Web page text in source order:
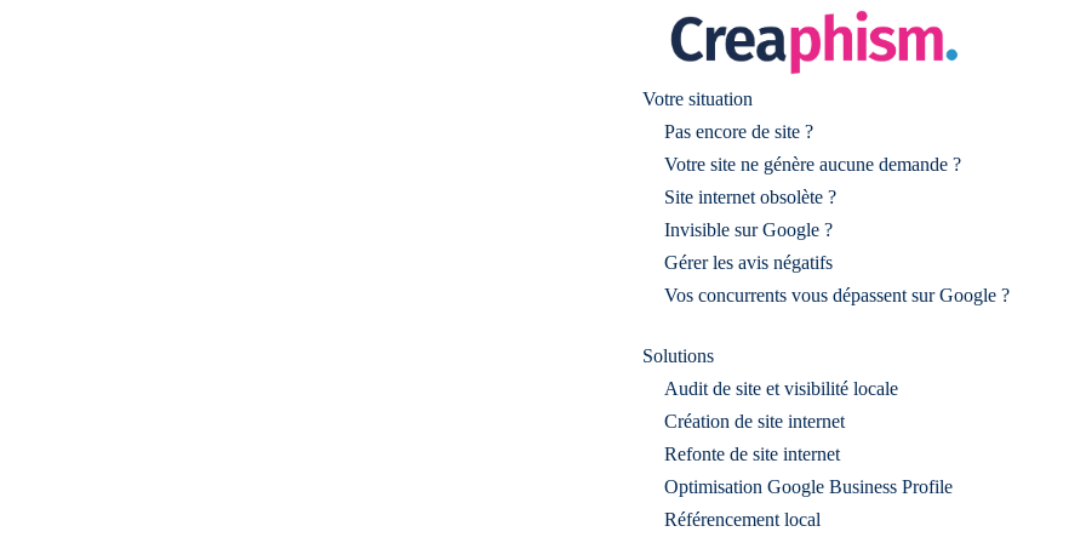
Votre situation
Pas encore de site ?
Votre site ne génère aucune demande ?
Site internet obsolète ?
Invisible sur Google ?
Gérer les avis négatifs
Vos concurrents vous dépassent sur Google ?
Solutions
Audit de site et visibilité locale
Création de site internet
Refonte de site internet
Optimisation Google Business Profile
Référencement local